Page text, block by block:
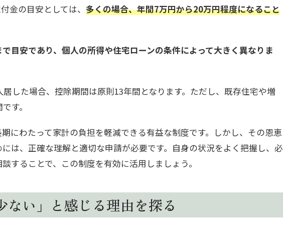
金の目安としては、 多くの場合、年間7万円から20万円程度になること
目安であり、個人の所得や住宅ローンの条件によって大きく異なりま
居した場合、控除期間は原則13年間となります。ただし、既存住宅や増
す。
にわたって家計の負担を軽減できる有益な制度です。しかし、その恩恵
は、正確な理解と適切な申請が必要です。自身の状況をよく把握し、必
することで、この制度を有効に活用しましょう。
ない」と感じる理由を探る